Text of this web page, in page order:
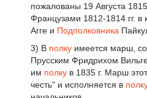
пожалованы 19 Августа
Французами 1812-1814 гг. в
Агге и Подполковника
3) В полку имеется марш,
Прусским Фридрихом
им полку в 1835 г. Марш
честь" и исполняется в